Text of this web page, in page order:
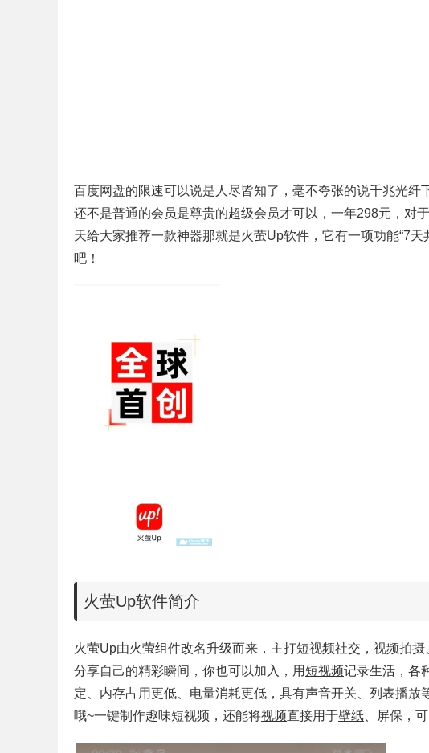
百度网盘的限速可以说是人尽皆知了，毫不夸张的说千兆光纤
还不是普通的会员是尊贵的超级会员才可以，一年298元，对
天给大家推荐一款神器那就是火萤Up软件，它有一项功能“7
吧！
火萤Up软件简介
火萤Up由火萤组件改名升级而来，主打短视频社交，视频拍
分享自己的精彩瞬间，你也可以加入，用短视频记录生活，各
定、内存占用更低、电量消耗更低，具有声音开关、列表播
哦~一键制作趣味短视频，还能将视频直接用于壁纸 、屏保，